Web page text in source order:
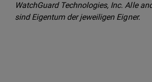
WatchGuard Technologies, Inc. Alle
sind Eigentum der jeweiligen Eigner.